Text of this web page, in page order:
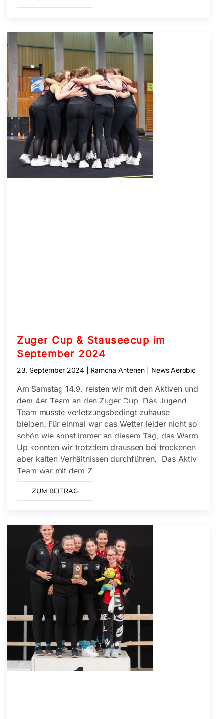
Zuger Cup & Stauseecup im
September 2024
23. September 2024 | Ramona Antenen | News Aerobic
Am Samstag 14.9. reisten wir mit den Aktiven und
dem 4er Team an den Zuger Cup. Das Jugend
Team musste verletzungsbedingt zuhause
bleiben. Für einmal war das Wetter leider nicht so
schön wie sonst immer an diesem Tag, das Warm
Up konnten wir trotzdem draussen bei trockenen
aber kalten Verhältnissen durchführen. Das Aktiv
Team war mit dem Zi…
ZUM BEITRAG